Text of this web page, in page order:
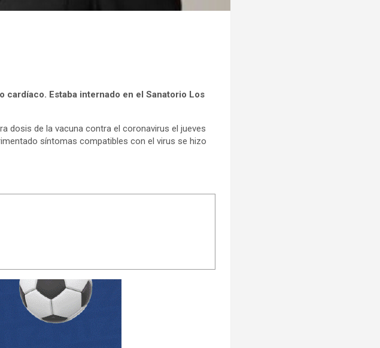
Estaba internado en el Sanatorio Los
dosis de la vacuna contra el coronavirus el jueves
síntomas compatibles con el virus se hizo